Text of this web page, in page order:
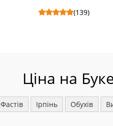
(139)
Ціна на
Фастів Ірпінь Обухів